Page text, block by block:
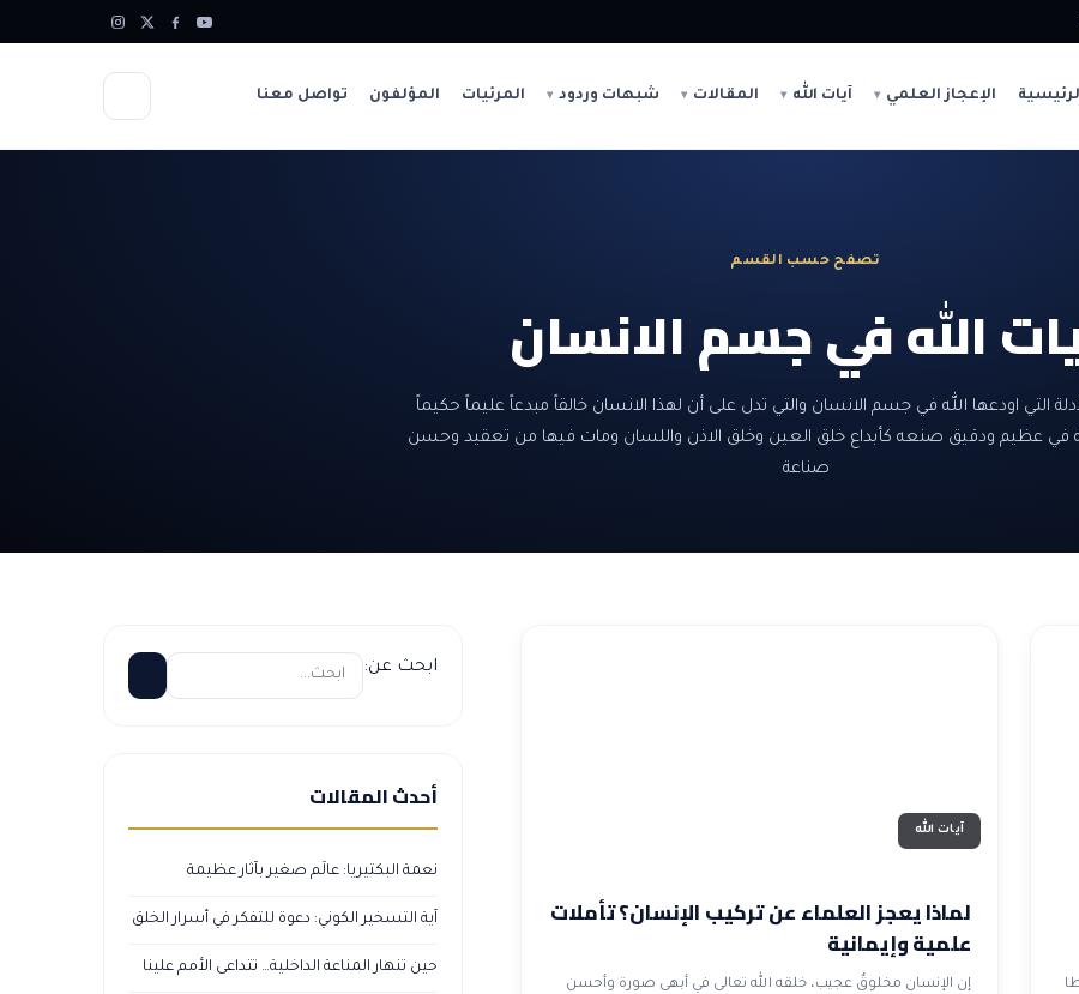
الإعجاز العلمي آيات الله المقالات شبهات وردود المرئيات المؤلفون تواصل معنا
تصفح حسب القسم
الله في جسم الانسان
التي اودعها الله في جسم الانسان والتي تدل على أن لهذا الانسان خالقاً مبدعاً عليماً حكيماً
في عظيم ودقيق صنعه كأبداع خلق العين وخلق الاذن واللسان ومات فيها من تعقيد وحسن
صناعة
آيات الله
لماذا يعجز العلماء عن تركيب الإنسان؟ تأملات
علمية وإيمانية
إن الإنسان مخلوقٌ عجيب، خلقه الله تعالى في أبهى صورة وأحسن
ابحث عن:
أحدث المقالات
نعمة البكتيريا: عالَم صغير بآثار عظيمة
آية التسخير الكوني: دعوة للتفكر في أسرار الخلق
حين تنهار المناعة الداخلية… تتداعى الأمم علينا